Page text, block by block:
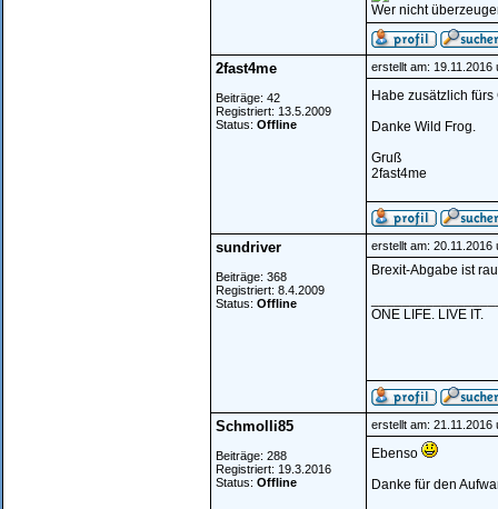
Wer nicht
2fast4me
Beiträge: 42
Registriert: 13.5.2009
Status: Offline
erstellt am: 19.11.2016
Habe zusätzlich
Danke Wild Frog.
Gruß
2fast4me
sundriver
Beiträge: 368
Registriert: 8.4.2009
Status: Offline
erstellt am: 20.11.2016
Brexit-Abgabe ist
ONE LIFE. LIVE IT.
Schmolli85
Beiträge: 288
Registriert: 19.3.2016
Status: Offline
erstellt am: 21.11.2016
Ebenso
Danke für den